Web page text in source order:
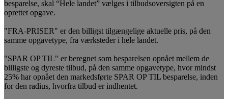
besparelse, skal “Hele landet” vælges i tilbudsoversigten på en
oprettet opgave.
"FRA-PRISER" er den billigst tilgængelige aktuelle pris, på den
samme opgavetype, fra værksteder i hele landet.
"SPAR OP TIL" er beregnet som besparelsen opnået mellem de
billigste og dyreste tilbud, på den samme opgavetype, hvor mindst
25% har opnået den markedsførte SPAR OP TIL besparelse, inden
for den radius, hvorfra tilbud er indhentet.